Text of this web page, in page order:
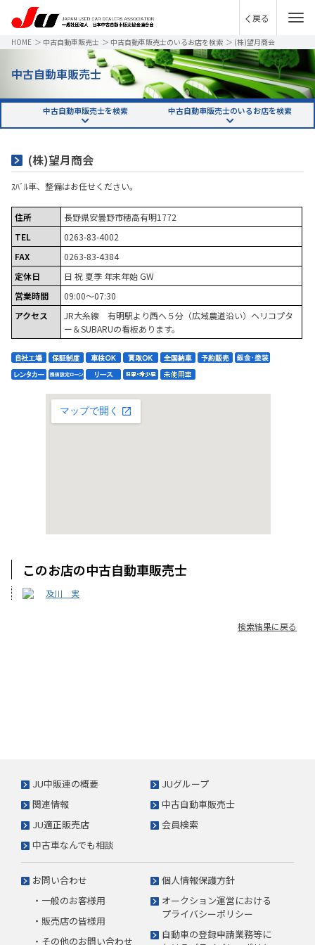
戻る
HOME ＞ 中古自動車販売士 ＞ 中古自動車販売士のいるお店を検索 ＞ (株)望月商会
中古自動車販売士
中古自動車販売士を検索 中古自動車販売士のいるお店を検索
(株)望月商会
ｽﾊﾞﾙ車、整備はお任せください。
住所
長野県安曇野市穂高有明1772
TEL
0263-83-4002
FAX
0263-83-4384
定休日
日 祝 夏季 年末年始 GW
営業時間
09:00～07:30
アクセス
JR大糸線 有明駅より西へ５分（広域農道沿い）ヘリコプタ
ー＆SUBARUの看板あります。
このお店の中古自動車販売士
及川 実
検索結果に戻る
JU中販連の概要
JUグループ
関連情報
中古自動車販売士
JU適正販売店
会員検索
中古車なんでも相談
お問い合わせ
・一般のお客様用
・販売店の皆様用
・その他のお問い合わせ
個人情報保護方針
オークション運営における
プライバシーポリシー
自動車の登録申請業務等に